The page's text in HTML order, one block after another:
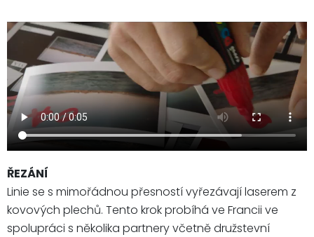
ŘEZÁNÍ
Linie se s mimořádnou přesností vyřezávají laserem z
kovových plechů. Tento krok probíhá ve Francii ve
spolupráci s několika partnery včetně družstevní